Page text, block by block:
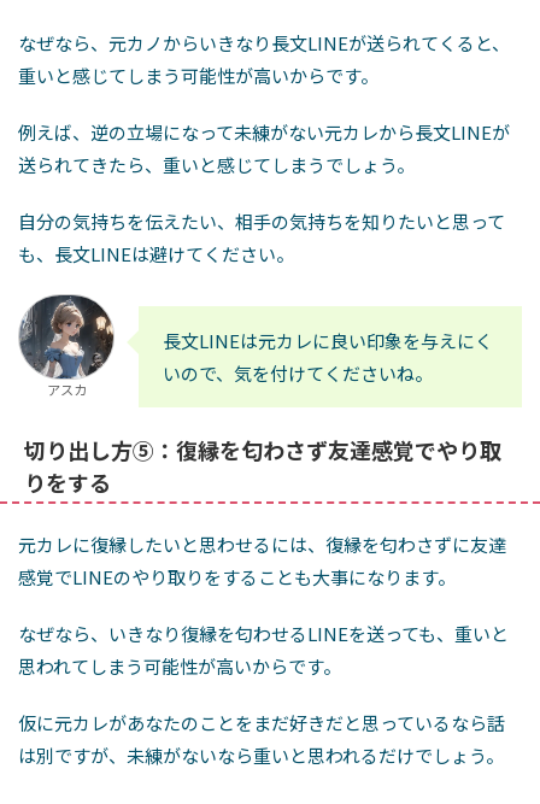
なぜなら、元カノからいきなり長文LINEが送られてくると、
重いと感じてしまう可能性が高いからです。
例えば、逆の立場になって未練がない元カレから長文LINEが
送られてきたら、重いと感じてしまうでしょう。
自分の気持ちを伝えたい、相手の気持ちを知りたいと思って
も、長文LINEは避けてください。
アスカ
長文LINEは元カレに良い印象を与えにく
いので、気を付けてくださいね。
切り出し方⑤：復縁を匂わさず友達感覚でやり取
りをする
元カレに復縁したいと思わせるには、復縁を匂わさずに友達
感覚でLINEのやり取りをすることも大事になります。
なぜなら、いきなり復縁を匂わせるLINEを送っても、重いと
思われてしまう可能性が高いからです。
仮に元カレがあなたのことをまだ好きだと思っているなら話
は別ですが、未練がないなら重いと思われるだけでしょう。